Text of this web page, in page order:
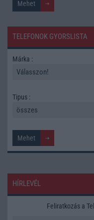
TELEFONOK GYORSLISTA
Márka :
Tipus :
HÍRLEVÉL
Feliratkozás a